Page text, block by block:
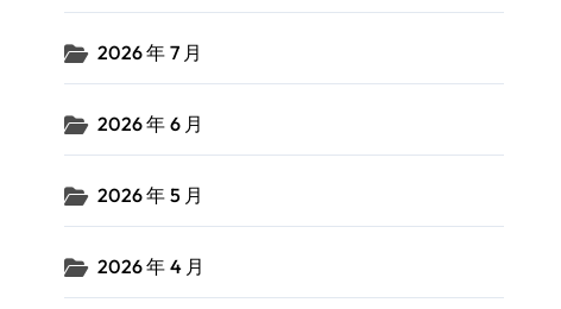
2026 年 7 月
2026 年 6 月
2026 年 5 月
2026 年 4 月